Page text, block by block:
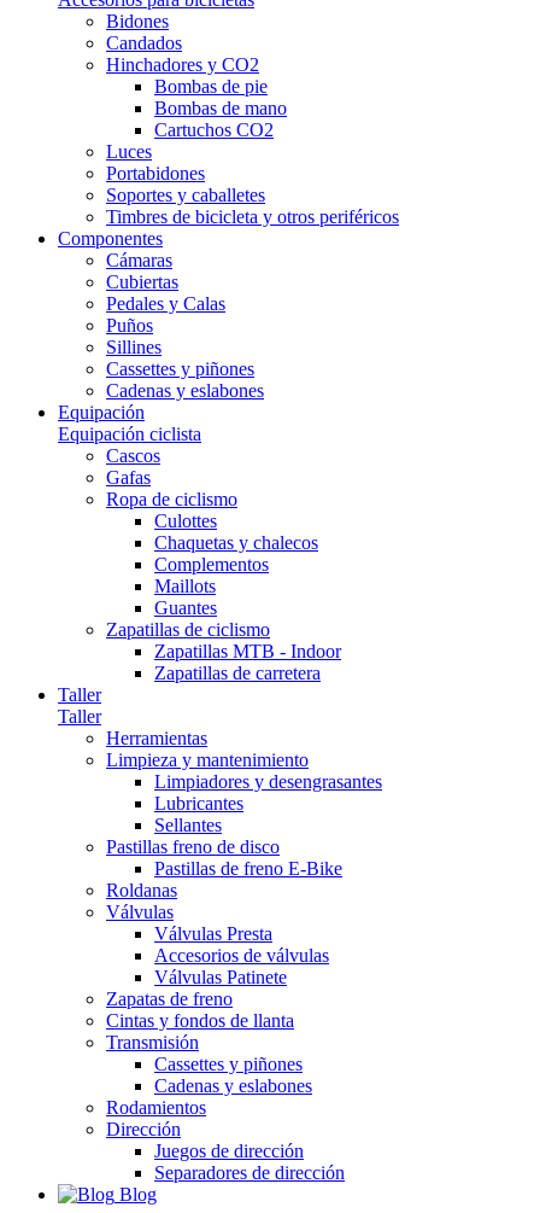
Bidones
Candados
Hinchadores y CO2
Bombas de pie
Bombas de mano
Cartuchos CO2
Luces
Portabidones
Soportes y caballetes
Timbres de bicicleta y otros periféricos
Componentes
Cámaras
Cubiertas
Pedales y Calas
Puños
Sillines
Cassettes y piñones
Cadenas y eslabones
Equipación
Equipación ciclista
Cascos
Gafas
Ropa de ciclismo
Culottes
Chaquetas y chalecos
Complementos
Maillots
Guantes
Zapatillas de ciclismo
Zapatillas MTB - Indoor
Zapatillas de carretera
Taller
Taller
Herramientas
Limpieza y mantenimiento
Limpiadores y desengrasantes
Lubricantes
Sellantes
Pastillas freno de disco
Pastillas de freno E-Bike
Roldanas
Válvulas
Válvulas Presta
Accesorios de válvulas
Válvulas Patinete
Zapatas de freno
Cintas y fondos de llanta
Transmisión
Cassettes y piñones
Cadenas y eslabones
Rodamientos
Dirección
Juegos de dirección
Separadores de dirección
Blog